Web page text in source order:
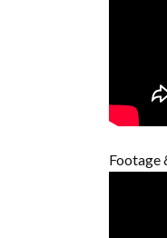
Footage